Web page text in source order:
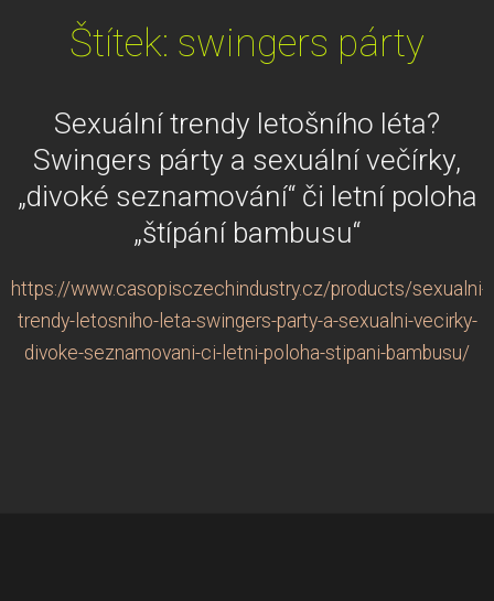
Štítek: swingers párty
Sexuální trendy letošního léta?
Swingers párty a sexuální večírky,
„divoké seznamování“ či letní poloha
„štípání bambusu“
https://www.casopisczechindustry.cz/products/sexualni-
trendy-letosniho-leta-swingers-party-a-sexualni-vecirky-
divoke-seznamovani-ci-letni-poloha-stipani-bambusu/